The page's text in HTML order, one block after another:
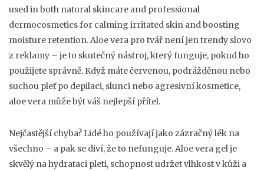
used in both natural skincare and professional
dermocosmetics for calming irritated skin and boosting
moisture retention.Aloe vera pro tvář není jen trendy slovo
z reklamy – je to skutečný nástroj, který funguje, pokud ho
použijete správně. Když máte červenou, podrážděnou nebo
suchou pleť po depilaci, slunci nebo agresivní kosmetice,
aloe vera může být váš nejlepší přítel.
Nejčastější chyba? Lidé ho používají jako zázračný lék na
všechno – a pak se diví, že to nefunguje. Aloe vera gel je
skvělý nahydrataci pleti, schopnost udržet vlhkost v kůži a